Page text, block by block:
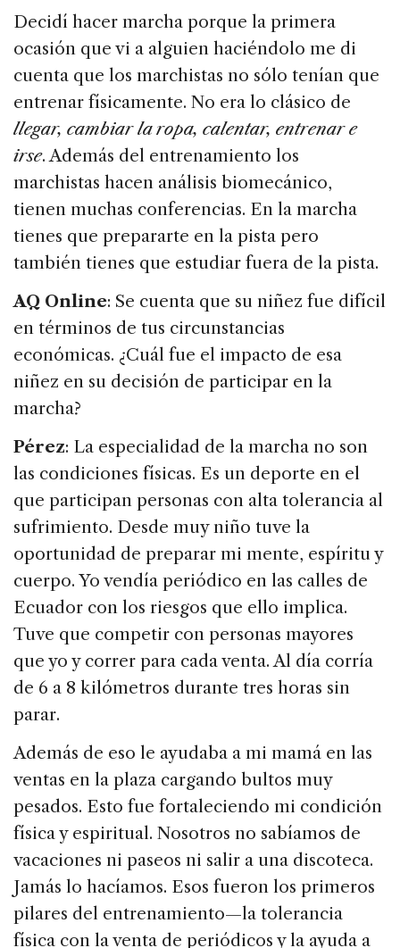
Decidí hacer marcha porque la primera
ocasión que vi a alguien haciéndolo me di
cuenta que los marchistas no sólo tenían que
entrenar físicamente. No era lo clásico de
llegar, cambiar la ropa, calentar, entrenar e
irse. Además del entrenamiento los
marchistas hacen análisis biomecánico,
tienen muchas conferencias. En la marcha
tienes que prepararte en la pista pero
también tienes que estudiar fuera de la pista.
AQ Online: Se cuenta que su niñez fue difícil
en términos de tus circunstancias
económicas. ¿Cuál fue el impacto de esa
niñez en su decisión de participar en la
marcha?
Pérez: La especialidad de la marcha no son
las condiciones físicas. Es un deporte en el
que participan personas con alta tolerancia al
sufrimiento. Desde muy niño tuve la
oportunidad de preparar mi mente, espíritu y
cuerpo. Yo vendía periódico en las calles de
Ecuador con los riesgos que ello implica.
Tuve que competir con personas mayores
que yo y correr para cada venta. Al día corría
de 6 a 8 kilómetros durante tres horas sin
parar.
Además de eso le ayudaba a mi mamá en las
ventas en la plaza cargando bultos muy
pesados. Esto fue fortaleciendo mi condición
física y espiritual. Nosotros no sabíamos de
vacaciones ni paseos ni salir a una discoteca.
Jamás lo hacíamos. Esos fueron los primeros
pilares del entrenamiento—la tolerancia
física con la venta de periódicos y la ayuda a